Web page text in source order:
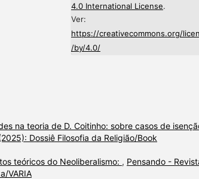
4.0 International License.
Ver:
https://creativecommons.org/
/by/4.0/
na teoria de D. Coitinho: sobre casos de
Dossiê Filosofia da Religião/Book
teóricos do Neoliberalismo: , Pensando -
VARIA